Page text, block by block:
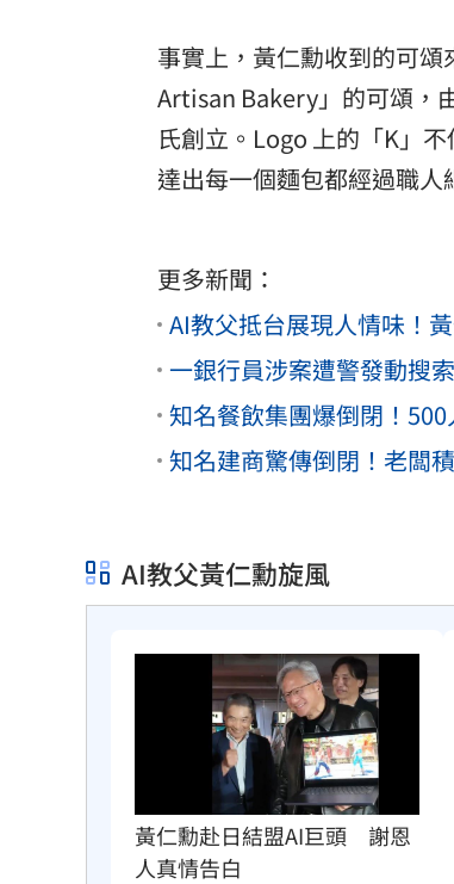
事實上，黃仁勳收到的可
Artisan Bakery」的可頌，
氏創立。Logo 上的「K」
達出每一個麵包都經過職人
更多新聞：
AI教父抵台展現人情味！
一銀行員涉案遭警發動搜
知名餐飲集團爆倒閉！
知名建商驚傳倒閉！老闆
AI教父黃仁勳旋風
黃仁勳赴日結盟AI巨頭　謝恩
人真情告白